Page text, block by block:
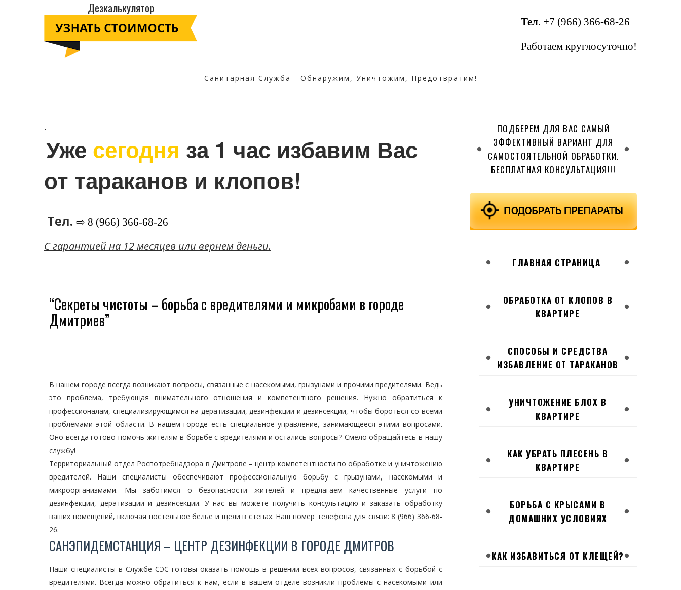
Дезкалькулятор
Тел. +7 (966) 366-68-26
Работаем круглосуточно!
Санитарная Служба - Обнаружим, Уничтожим, Предотвратим!
.
Уже сегодня за 1 час избавим Вас
от тараканов и клопов!
Тел. ⇨ 8 (966) 366-68-26
C гарантией на 12 месяцев или вернем деньги.
“Секреты чистоты – борьба с вредителями и микробами в городе
Дмитриев”
В нашем городе всегда возникают вопросы, связанные с насекомыми, грызунами и прочими вредителями. Ведь
это проблема, требующая внимательного отношения и компетентного решения. Нужно обратиться к
профессионалам, специализирующимся на дератизации, дезинфекции и дезинсекции, чтобы бороться со всеми
проблемами этой области. В нашем городе есть специальное управление, занимающееся этими вопросами.
Оно всегда готово помочь жителям в борьбе с вредителями и остались вопросы? Смело обращайтесь в нашу
службу!
Территориальный отдел Роспотребнадзора в Дмитрове – центр компетентности по обработке и уничтожению
вредителей. Наши специалисты обеспечивают профессиональную борьбу с грызунами, насекомыми и
микроорганизмами. Мы заботимся о безопасности жителей и предлагаем качественные услуги по
дезинфекции, дератизации и дезинсекции. У нас вы можете получить консультацию и заказать обработку
ваших помещений, включая постельное белье и щели в стенах. Наш номер телефона для связи: 8 (966) 366-68-
26.
САНЭПИДЕМСТАНЦИЯ – ЦЕНТР ДЕЗИНФЕКЦИИ В ГОРОДЕ ДМИТРОВ
Наши специалисты в Службе СЭС готовы оказать помощь в решении всех вопросов, связанных с борьбой с
вредителями. Всегда можно обратиться к нам, если в вашем отделе возникли проблемы с насекомыми или
ПОДБЕРЕМ ДЛЯ ВАС САМЫЙ
ЭФФЕКТИВНЫЙ ВАРИАНТ ДЛЯ
САМОСТОЯТЕЛЬНОЙ ОБРАБОТКИ.
БЕСПЛАТНАЯ КОНСУЛЬТАЦИЯ!!!
ГЛАВНАЯ СТРАНИЦА
ОБРАБОТКА ОТ КЛОПОВ В
КВАРТИРЕ
СПОСОБЫ И СРЕДСТВА
ИЗБАВЛЕНИЕ ОТ ТАРАКАНОВ
УНИЧТОЖЕНИЕ БЛОХ В
КВАРТИРЕ
КАК УБРАТЬ ПЛЕСЕНЬ В
КВАРТИРЕ
БОРЬБА С КРЫСАМИ В
ДОМАШНИХ УСЛОВИЯХ
КАК ИЗБАВИТЬСЯ ОТ КЛЕЩЕЙ?